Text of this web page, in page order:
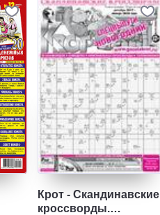
Крот - Скандинавские
кроссворды.